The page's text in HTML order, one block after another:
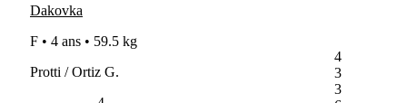
Dakovka
F • 4 ans • 59.5 kg
Protti / Ortiz G.
4
3
3